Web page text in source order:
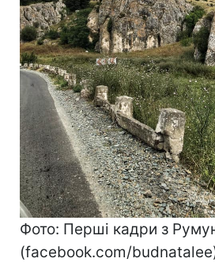
Фото: Перші кадри з
(facebook.com/